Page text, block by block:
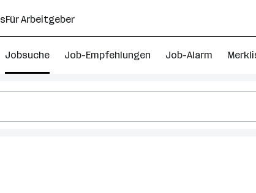
Für Arbeitgeber
Jobsuche Job-Empfehlungen Job-Alarm